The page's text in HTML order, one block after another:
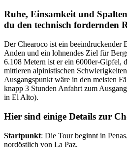
Ruhe, Einsamkeit und
du den technisch fordernden
Der Chearoco ist ein beeindruckender
Anden und ein lohnendes Ziel für
6.108 Metern ist er ein 6000er-Gipfel,
mittleren alpinistischen
Ausgangspunkt wäre in den meisten
knapp 3 Stunden Anfahrt zum
in El Alto).
Hier sind einige Details zur
Startpunkt: Die Tour beginnt in
nordöstlich von La Paz.